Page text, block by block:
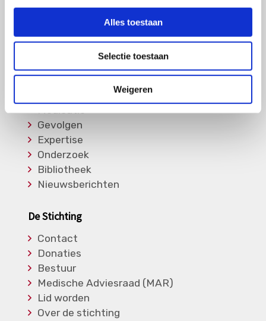
Alles toestaan
Selectie toestaan
Weigeren
RCA
Overige Vasculitiden
Informatie
Soorten Vasculitis
Medicatie
Gevolgen
Expertise
Onderzoek
Bibliotheek
Nieuwsberichten
De Stichting
Contact
Donaties
Bestuur
Medische Adviesraad (MAR)
Lid worden
Over de stichting